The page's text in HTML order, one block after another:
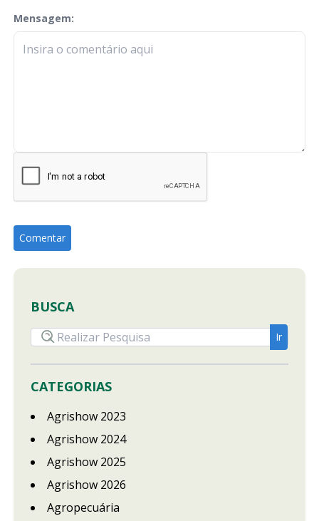
Mensagem:
check-terms
BUSCA
CATEGORIAS
Agrishow 2023
Agrishow 2024
Agrishow 2025
Agrishow 2026
Agropecuária